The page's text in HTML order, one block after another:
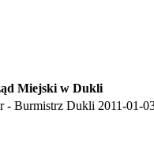
Miejski w Dukli
- Burmistrz Dukli 2011-01-